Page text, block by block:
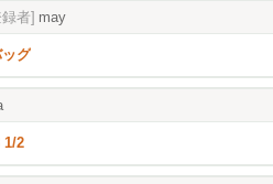
録者] may
グ
1/2